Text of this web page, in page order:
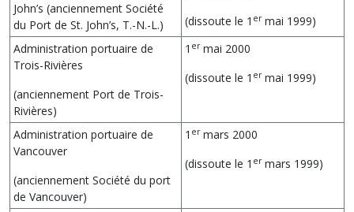
John’s (anciennement Société
du Port de St. John’s, T.-N.-L.)
(dissoute le 1 ermai 1999)
Administration portuaire de
Trois-Rivières
(anciennement Port de Trois-
Rivières)
1 ermai 2000
(dissoute le 1 ermai 1999)
Administration portuaire de
Vancouver
(anciennement Société du port
de Vancouver)
1 ermars 2000
(dissoute le 1 ermars 1999)